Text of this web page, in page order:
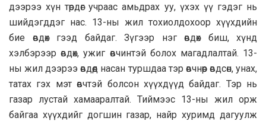
дээрээ хүн төрдөг учраас амьдрах уу, үхэх үү гэдэг нь
шийдэгддэг нас. 13-ны жил тохиолдохоор хүүхдийн
бие өвдөх гээд байдаг. Зүгээр нэг өвдөх биш, хүнд
хэлбэрээр өвдөх, ужиг өвчинтэй болох магадлалтай. 13-
ны жил дээрээ өвдөөд насан туршдаа тэр өвчнөөр өвдсөн, унах,
татах гэх мэт өвчтэй болсон хүүхдүүд байдаг. Тэр нь
газар лустай хамааралтай. Тиймээс 13-ны жил орж
байгаа хүүхдийг догшин газар, найр хуримд дагуулж